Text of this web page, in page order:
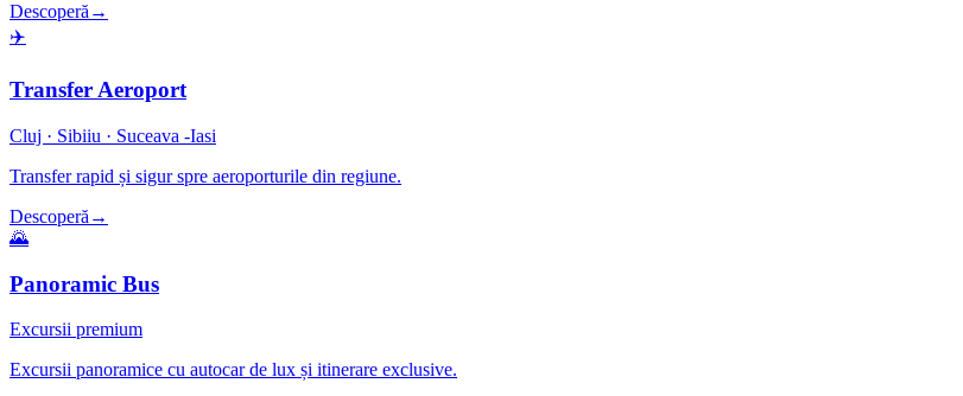
Descoperă→
✈️
Transfer Aeroport
Cluj · Sibiiu · Suceava -Iasi
Transfer rapid și sigur spre aeroporturile din regiune.
Descoperă →
🌄
Panoramic Bus
Excursii premium
Excursii panoramice cu autocar de lux și itinerare exclusive.